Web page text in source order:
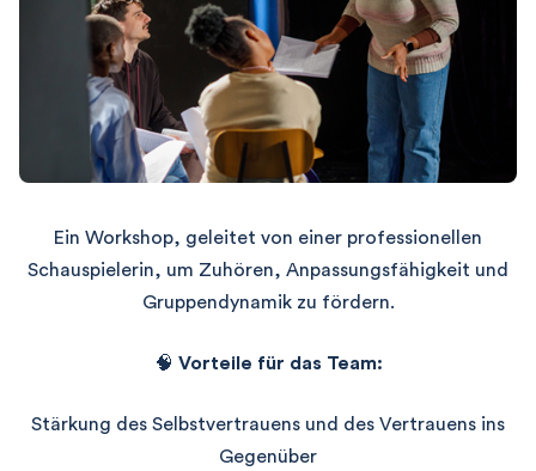
Ein Workshop, geleitet von einer professionellen
Schauspielerin, um Zuhören, Anpassungsfähigkeit und
Gruppendynamik zu fördern.
🧠 Vorteile für das Team:
Stärkung des Selbstvertrauens und des Vertrauens ins
Gegenüber